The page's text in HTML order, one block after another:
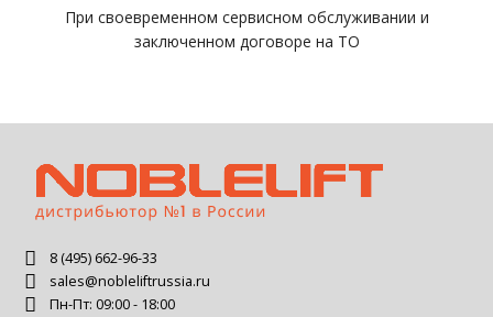
При своевременном сервисном обслуживании и
заключенном договоре на ТО
8 (495) 662-96-33
sales@nobleliftrussia.ru
Пн-Пт: 09:00 - 18:00